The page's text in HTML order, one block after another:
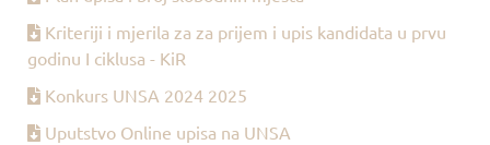
Kriteriji i mjerila za za prijem i upis kandidata u prvu
godinu I ciklusa - KiR
Konkurs UNSA 2024 2025
Uputstvo Online upisa na UNSA